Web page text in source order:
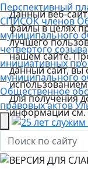
Перспективный
СПИСОК членов
муниципального
четвертого созыва
инициативных
муниципального
Общественное
правовых актов
Данный веб-
файлы в целях
лучшего
нашем сайте.
данный сайт, вы
Для получения
информации см.